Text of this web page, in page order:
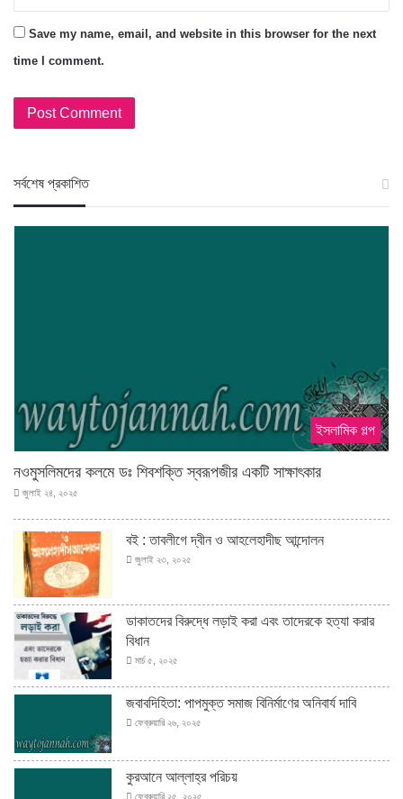
Save my name, email, and website in this browser for the next
time I comment.
স‍র্বশেষ প্রকাশিত
ইসলামিক গল্প
নওমুসলিমদের কলমে ডঃ শিবশক্তি স্বরূপজীর একটি সাক্ষাৎকার
জুলাই ২৪, ২০২৫
বই : তাবলীগে দ্বীন ও আহলেহাদীছ আন্দোলন
জুলাই ২৩, ২০২৫
ডাকাতদের বিরুদ্ধে লড়াই করা এবং তাদেরকে হত্যা করার
বিধান
মার্চ ৫, ২০২৫
জবাবদিহিতা: পাপমুক্ত সমাজ বিনির্মাণের অনিবার্য দাবি
ফেব্রুয়ারি ২৬, ২০২৫
কুরআনে আল্লাহ্‌র পরিচয়
ফেব্রুয়ারি ২৫, ২০২৫